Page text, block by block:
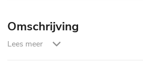
Omschrijving
Lees meer